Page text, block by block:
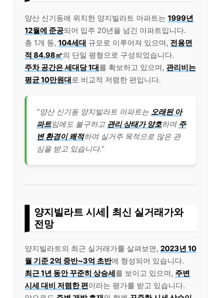
양산 신기동에 위치한 양지빌라트 아파트는 1999년
12월에 준공되어 입주 20년을 넘긴 아파트입니다.
총 1개 동, 104세대 규모로 이루어져 있으며, 전용면
적 84.98㎡의 단일 평형으로 구성되었습니다.
주차 공간은 세대당 1대를 확보하고 있으며, 관리비는
평균 10만원대로 비교적 저렴한 편입니다.
“양산 신기동 양지빌라트 아파트는 오래된 아
파트임에도 불구하고 관리 상태가 양호하며 주
변 환경이 쾌적하여 실거주 목적으로 많은 관
심을 받고 있습니다.”
양지빌라트 시세| 최신 실거래가와
전망
양지빌라트의 최근 실거래가를 살펴보면, 2023년 10
월 기준 2억 중반~3억 초반에 형성되어 있습니다.
최근 1년 동안 꾸준히 상승세를 보이고 있으며, 주변
시세 대비 저렴한 편이라는 평가를 받고 있습니다.